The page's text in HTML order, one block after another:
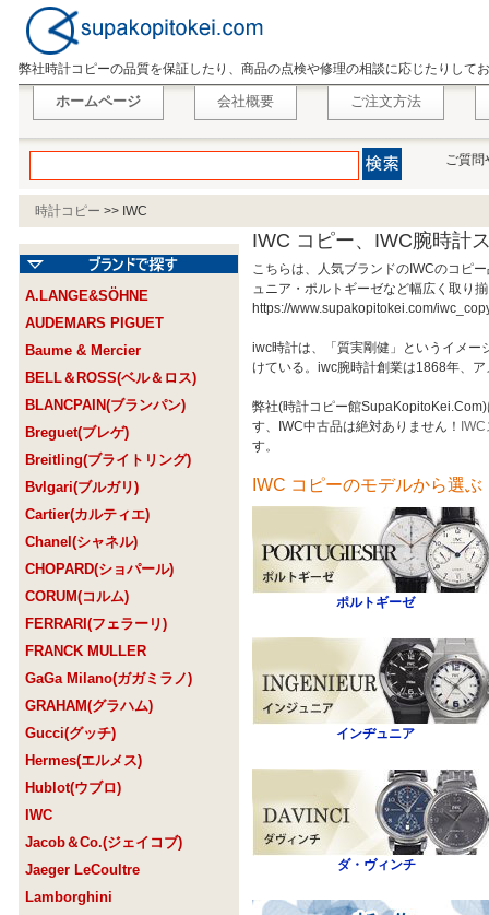
弊社時計コピーの品質を保証したり、商品の点検や修理の相談に応じたりして
ホームページ 会社概要 ご注文方法
ご質問
時計コピー >> IWC
A.LANGE&SÖHNE
AUDEMARS PIGUET
Baume & Mercier
BELL＆ROSS(ベル＆ロス)
BLANCPAIN(ブランパン)
Breguet(ブレゲ)
Breitling(ブライトリング)
Bvlgari(ブルガリ)
Cartier(カルティエ)
Chanel(シャネル)
CHOPARD(ショパール)
CORUM(コルム)
FERRARI(フェラーリ)
FRANCK MULLER
GaGa Milano(ガガミラノ)
GRAHAM(グラハム)
Gucci(グッチ)
Hermes(エルメス)
Hublot(ウブロ)
IWC
Jacob＆Co.(ジェイコブ)
Jaeger LeCoultre
Lamborghini
IWC コピー、IWC腕時計
こちらは、人気ブランドのIWCのコピ
ュニア・ポルトギーゼなど幅広く取り
https://www.supakopitokei.com/
iwc時計は、「質実剛健」というイメー
けている。iwc腕時計創業は1868年、
弊社(時計コピー館SupaKopitoKei.Com)
す、IWC中古品は絶対ありません！
す。
IWC コピーのモデルから選ぶ
ポルトギーゼ
インヂュニア
ダ・ヴィンチ